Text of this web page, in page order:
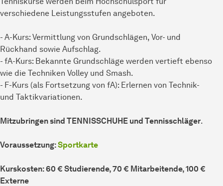
verschiedene Leistungsstufen angeboten.
- A-Kurs: Vermittlung von Grundschlägen, Vor- und
Rückhand sowie Aufschlag.
- fA-Kurs: Bekannte Grundschläge werden vertieft ebenso
wie die Techniken Volley und Smash.
- F-Kurs (als Fortsetzung von fA): Erlernen von Technik-
und Taktikvariationen.
Mitzubringen sind TENNISSCHUHE und Tennisschläger.
Voraussetzung:Sportkarte
Kurskosten: 60 € Studierende, 70 € Mitarbeitende, 100 €
Externe